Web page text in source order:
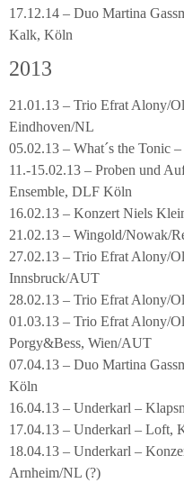
17.12.14 – Duo Martina
Kalk, Köln
2013
21.01.13 – Trio Efrat Alony/
Eindhoven/NL
05.02.13 – What´s the Tonic
11.-15.02.13 – Proben und
Ensemble, DLF Köln
16.02.13 – Konzert Niels
21.02.13 – Wingold/Nowak/
27.02.13 – Trio Efrat Alony/
Innsbruck/AUT
28.02.13 – Trio Efrat Alony/
01.03.13 – Trio Efrat Alony/
Porgy&Bess, Wien/AUT
07.04.13 – Duo Martina
Köln
16.04.13 – Underkarl –
17.04.13 – Underkarl – Loft,
18.04.13 – Underkarl –
Arnheim/NL (?)